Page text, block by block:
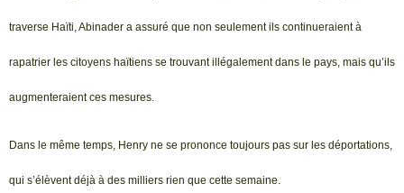
traverse Haïti, Abinader a assuré que non seulement ils continueraient à
rapatrier les citoyens haïtiens se trouvant illégalement dans le pays, mais qu’ils
augmenteraient ces mesures.
Dans le même temps, Henry ne se prononce toujours pas sur les déportations,
qui s’élèvent déjà à des milliers rien que cette semaine.